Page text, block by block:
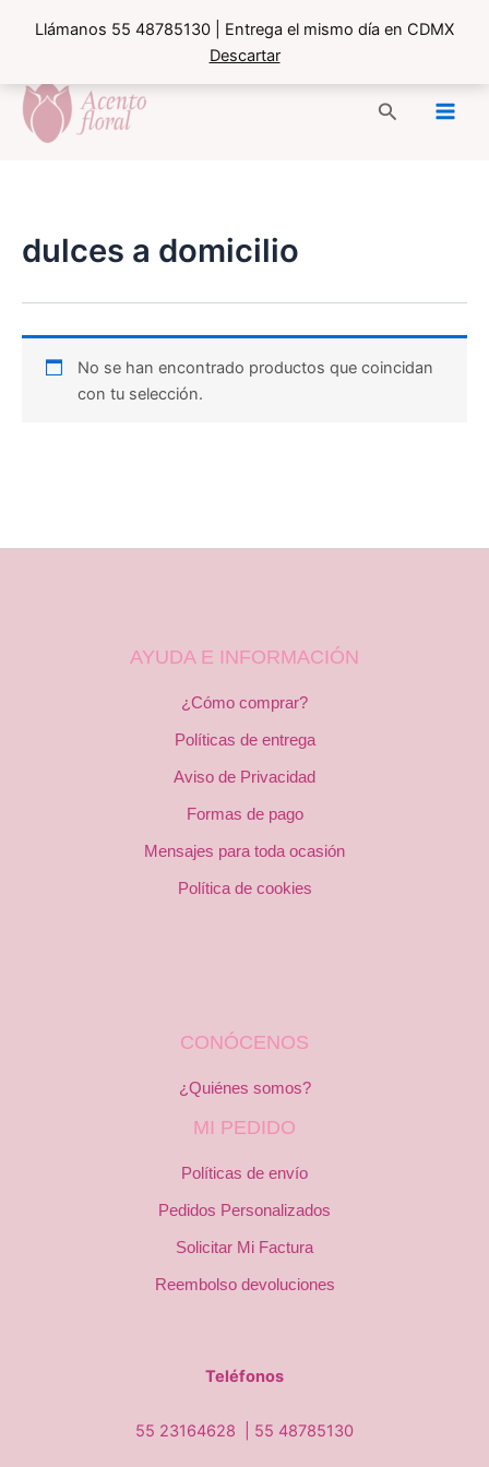
Llámanos 55 48785130 | Entrega el mismo día en CDMX
Descartar
contenido
Buscar
dulces a domicilio
No se han encontrado productos que coincidan
con tu selección.
AYUDA E INFORMACIÓN
¿Cómo comprar?
Políticas de entrega
Aviso de Privacidad
Formas de pago
Mensajes para toda ocasión
Política de cookies
CONÓCENOS
¿Quiénes somos?
MI PEDIDO
Políticas de envío
Pedidos Personalizados
Solicitar Mi Factura
Reembolso devoluciones
Teléfonos
55 23164628 | 55 48785130